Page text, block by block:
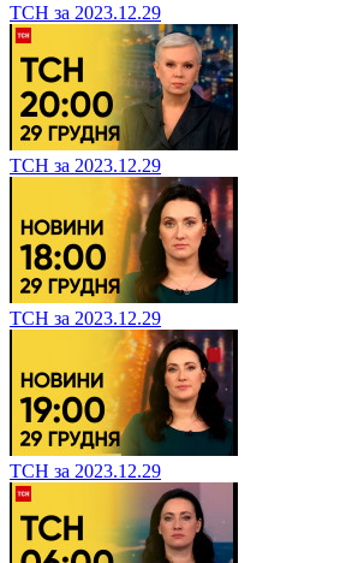
ТСН за 2023.12.29
ТСН за 2023.12.29
ТСН за 2023.12.29
ТСН за 2023.12.29